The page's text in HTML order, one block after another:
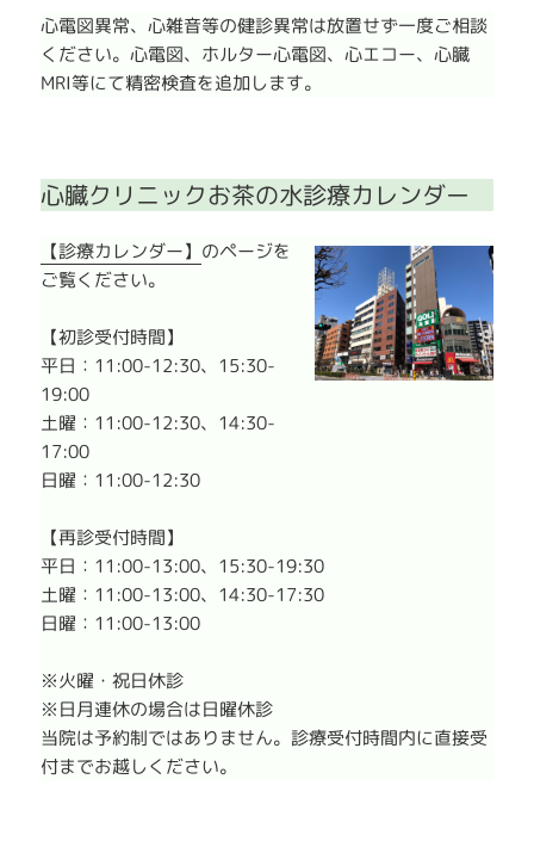
心電図異常、心雑音等の健診異常は放置せず一度ご相談
ください。心電図、ホルター心電図、心エコー、心臓
MRI等にて精密検査を追加します。
心臓クリニックお茶の水診療カレンダー
【診療カレンダー】 のページを
ご覧ください。
【初診受付時間】
平日：11:00-12:30、15:30-
19:00
土曜：11:00-12:30、14:30-
17:00
日曜：11:00-12:30
【再診受付時間】
平日：11:00-13:00、15:30-19:30
土曜：11:00-13:00、14:30-17:30
日曜：11:00-13:00
※火曜・祝日休診
※日月連休の場合は日曜休診
当院は予約制ではありません。診療受付時間内に直接受
付までお越しください。